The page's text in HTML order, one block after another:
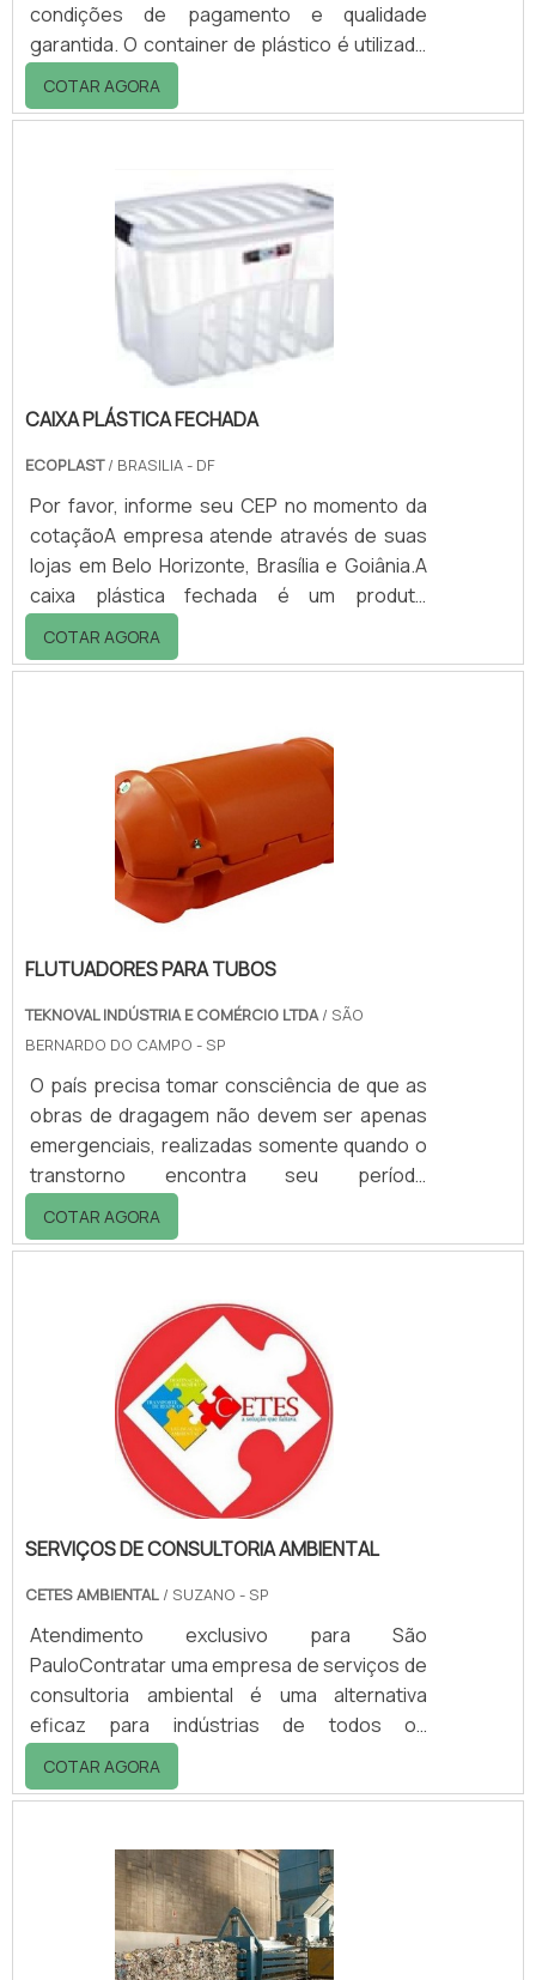
condições de pagamento e qualidade
garantida. O container de plástico é utilizado
tanto para coleta e acondicionamento de
lixo, quanto para coleta em ambientes
importantesO corpo e a tampa do container
são confeccionados de plástico polietileno,
material muito conhecido no mercado por
sua praticidade e resistência a impactos e
contra os raios UV..
COTAR AGORA
CAIXA PLÁSTICA FECHADA
ECOPLAST/ BRASILIA - DF
Por favor, informe seu CEP no momento da
cotaçãoA empresa atende através de suas
lojas em Belo Horizonte, Brasília e Goiânia.A
caixa plástica fechada é um produto
bastante versátil, utilizado pelos setores da
indústria, comércio e serviços. Serve para
acabadas, bem como alimentos, bebidas,
medicamentos etc.Diferentemente da caixa
vazada, a caixa fechada é empregada para
produtos que não necessitam de aeração
enquanto.
COTAR AGORA
FLUTUADORES PARA TUBOS
TEKNOVAL INDÚSTRIA E COMÉRCIO LTDA/ SÃO
BERNARDO DO CAMPO - SP
O país precisa tomar consciência de que as
obras de dragagem não devem ser apenas
emergenciais, realizadas somente quando o
transtorno encontra seu período
ameaçador. É imprescindível um programa
permanente de dragagem com natureza de
apenas 0,5% dos negócios nesse mercado.
Com uma participação tão pequena em
relação ao mercado global, a apreensão das
empresas brasileiras em reduzir o impacto
ambiental não deveria ser a.
COTAR AGORA
SERVIÇOS DE CONSULTORIA AMBIENTAL
CETES AMBIENTAL / SUZANO - SP
Atendimento exclusivo para São
PauloContratar uma empresa de serviços de
consultoria ambiental é uma alternativa
eficaz para indústrias de todos os
seguimentos, além de clínicas, laboratórios e
outras instituições que precisam se adequar
empresas que prestam este tipo de serviço
realizam consultorias, análises clínicas,
auxiliam na emissão de licenças, oferecem o
transporte e a destinação de resíduos e
outros trabalhos.Com foco no impacto que o
COTAR AGORA